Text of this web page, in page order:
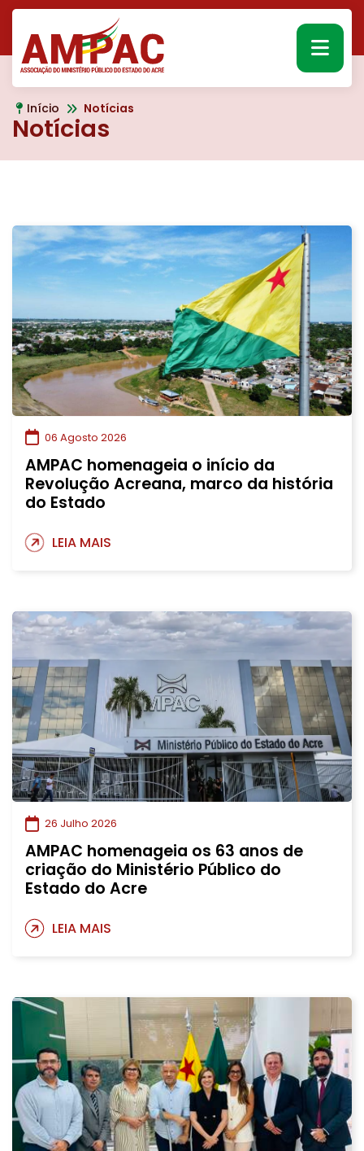
Notícias
Início Notícias
06 Agosto 2026
AMPAC homenageia o início da
Revolução Acreana, marco da história
do Estado
LEIA MAIS
26 Julho 2026
AMPAC homenageia os 63 anos de
criação do Ministério Público do
Estado do Acre
LEIA MAIS